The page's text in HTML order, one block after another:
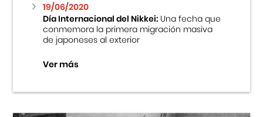
19/06/2020
Día Internacional del Nikkei:Una fecha que
conmemora la primera migración masiva
de japoneses al exterior
Ver más